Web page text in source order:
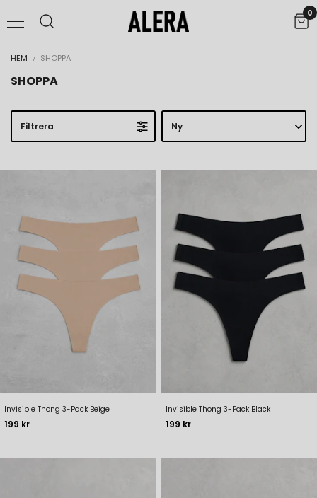
0
UPPTÄCK FLX.UP® CONTOUR
Shaping Revolutionized
HEM SHOPPA
SHOPPA
Filtrera
Invisible Thong 3-Pack Beige
Pris
199 kr
Invisible Thong 3-Pack Black
Pris
199 kr